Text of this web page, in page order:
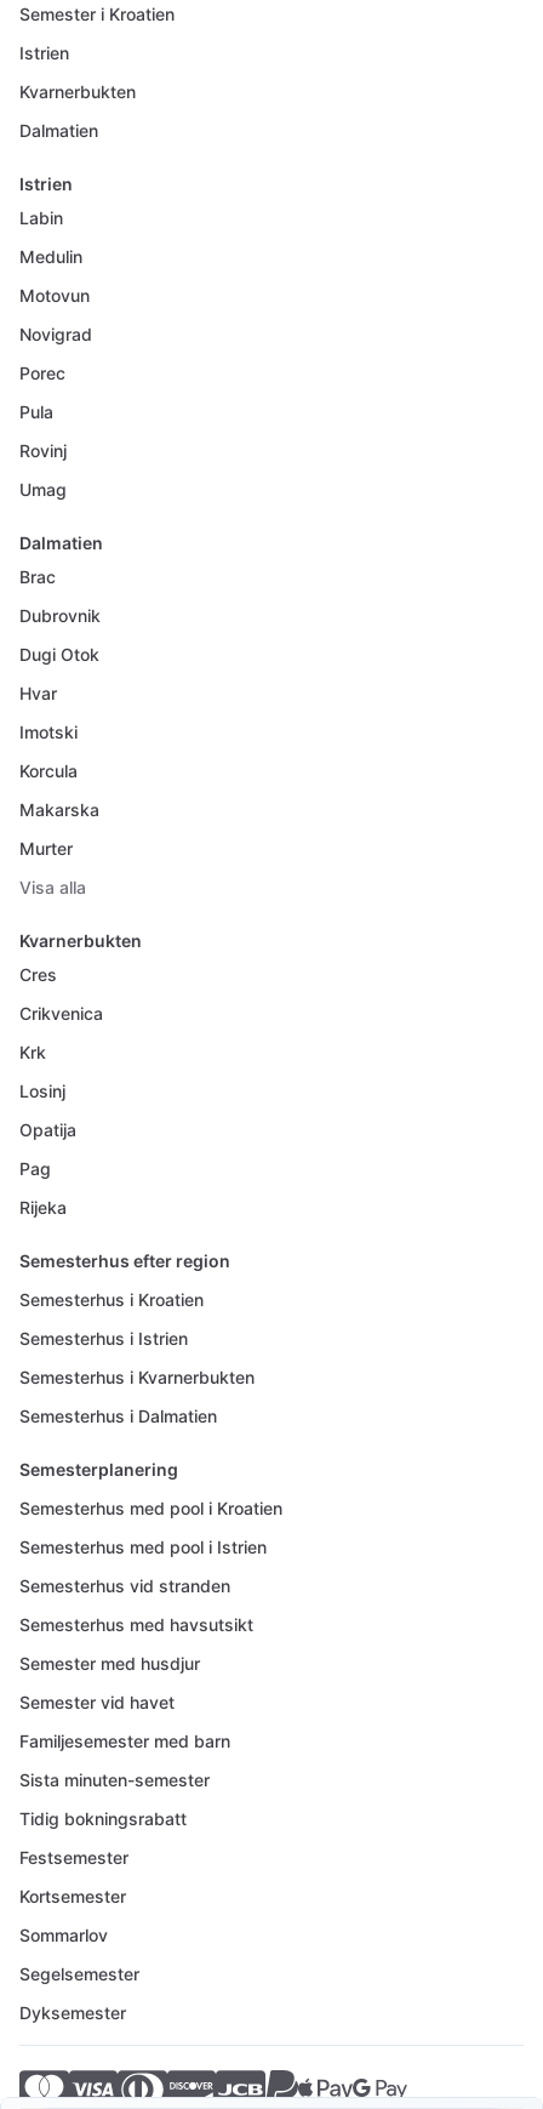
Semester i Kroatien
Istrien
Kvarnerbukten
Dalmatien
Istrien
Labin
Medulin
Motovun
Novigrad
Porec
Pula
Rovinj
Umag
Dalmatien
Brac
Dubrovnik
Dugi Otok
Hvar
Imotski
Korcula
Makarska
Murter
Visa alla
Kvarnerbukten
Cres
Crikvenica
Krk
Losinj
Opatija
Pag
Rijeka
Semesterhus efter region
Semesterhus i Kroatien
Semesterhus i Istrien
Semesterhus i Kvarnerbukten
Semesterhus i Dalmatien
Semesterplanering
Semesterhus med pool i Kroatien
Semesterhus med pool i Istrien
Semesterhus vid stranden
Semesterhus med havsutsikt
Semester med husdjur
Semester vid havet
Familjesemester med barn
Sista minuten-semester
Tidig bokningsrabatt
Festsemester
Kortsemester
Sommarlov
Segelsemester
Dyksemester